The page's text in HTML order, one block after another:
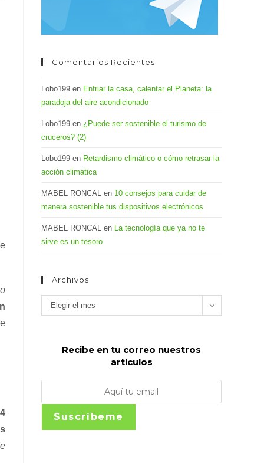
Comentarios Recientes
Lobo199 en Enfriar la casa, calentar el Planeta: la
paradoja del aire acondicionado
Lobo199 en ¿Puede ser sostenible el turismo de
cruceros? (2)
Lobo199 en Retardismo climático o cómo retrasar la
acción climática
MABEL RONCAL en 10 consejos para cuidar de
manera sostenible tus dispositivos electrónicos
MABEL RONCAL en La tecnología que ya no te
sirve es un tesoro
Archivos
Archivos
Elegir el mes
Recibe en tu correo nuestros
artículos
Suscríbeme